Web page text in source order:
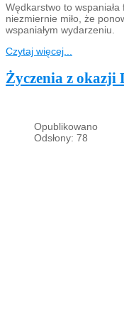
Wędkarstwo to
niezmiernie miło, że
wspaniałym wydarzeniu.
Czytaj więcej...
Życzenia z okazji
Opublikowano
Odsłony: 78